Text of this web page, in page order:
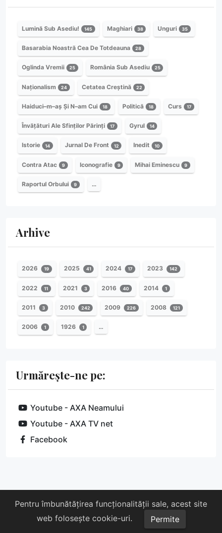
Lumină Sub Asediu! 145 Maghiari 38 Unguri 35
Basarabia Noastră Cea De Totdeauna 28
Oglinda Vremii 25 România Sub Asediu 25
Naționalism 24 Cetatea Creștină 22
Haiduci–m–aș Și N–am Cui 18 Politică 18 Curs 17
Învățături Ale Sfinților Părinți 17 Gyrul 14
Istorie 14 Jurnal De Front 12 Inedit 10
Contra Atac 9 Iconografie 9 Mihai Eminescu 9
Raportul Orbului 9 …
Arhive
2026 19 2025 41 2024 17 2023 142
2022 11 2021 3 2016 40 2014 1
2011 3 2010 242 2009 226 2008 121
2006 1 1926 1 …
Urmărește-ne pe:
Youtube - AXA Neamului
Youtube - AXA TV net
Facebook
Despre noi Susține-ne
Contact
Copyright © 2026 AXA. Toate drepturile rezervate.
Pentru îmbunătățirea funcționalității sale, acest site
web folosește cookie-uri.
Permite